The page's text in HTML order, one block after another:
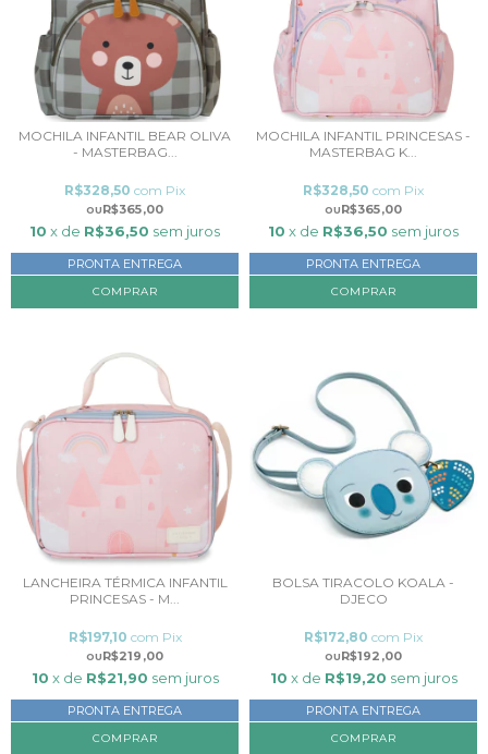
MOCHILA INFANTIL BEAR OLIVA
- MASTERBAG...
R$365,00
R$328,50 com Pix
10 x de R$36,50 sem juros
PRONTA ENTREGA
MOCHILA INFANTIL PRINCESAS -
MASTERBAG K...
R$365,00
R$328,50 com Pix
10 x de R$36,50 sem juros
PRONTA ENTREGA
LANCHEIRA TÉRMICA INFANTIL
PRINCESAS - M...
R$219,00
R$197,10 com Pix
10 x de R$21,90 sem juros
PRONTA ENTREGA
BOLSA TIRACOLO KOALA -
DJECO
R$192,00
R$172,80 com Pix
10 x de R$19,20 sem juros
PRONTA ENTREGA